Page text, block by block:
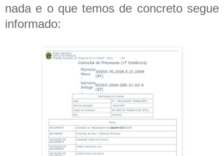
nada e o que temos de concreto segue
informado: